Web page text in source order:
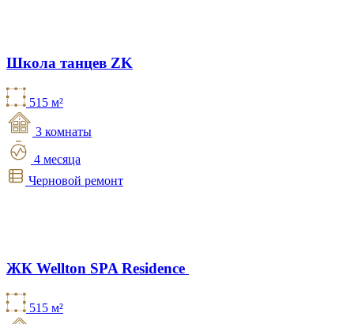
Школа танцев ZK
515 м²
3 комнаты
4 месяца
Черновой ремонт
ЖК Wellton SPA Residence
515 м²